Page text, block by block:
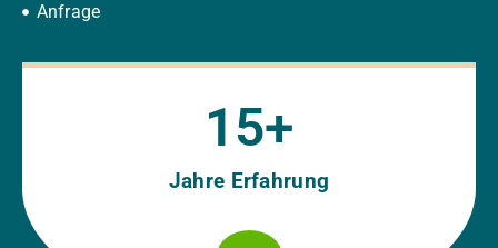
Anfrage
Jahre Erfahrung
15+